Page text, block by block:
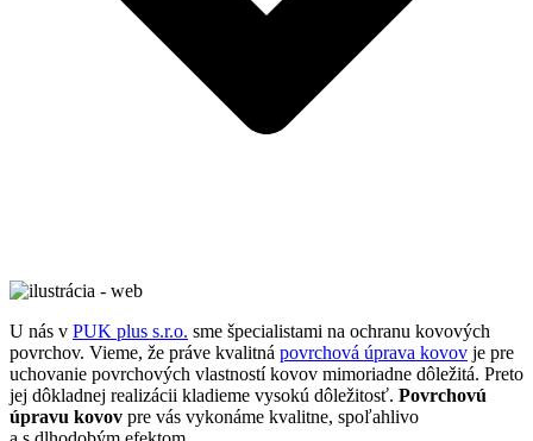
U nás v PUK plus s.r.o. sme špecialistami na ochranu kovových
povrchov. Vieme, že práve kvalitná povrchová úprava kovov je pre
uchovanie povrchových vlastností kovov mimoriadne dôležitá. Preto
jej dôkladnej realizácii kladieme vysokú dôležitosť. Povrchovú
úpravu kovov pre vás vykonáme kvalitne, spoľahlivo